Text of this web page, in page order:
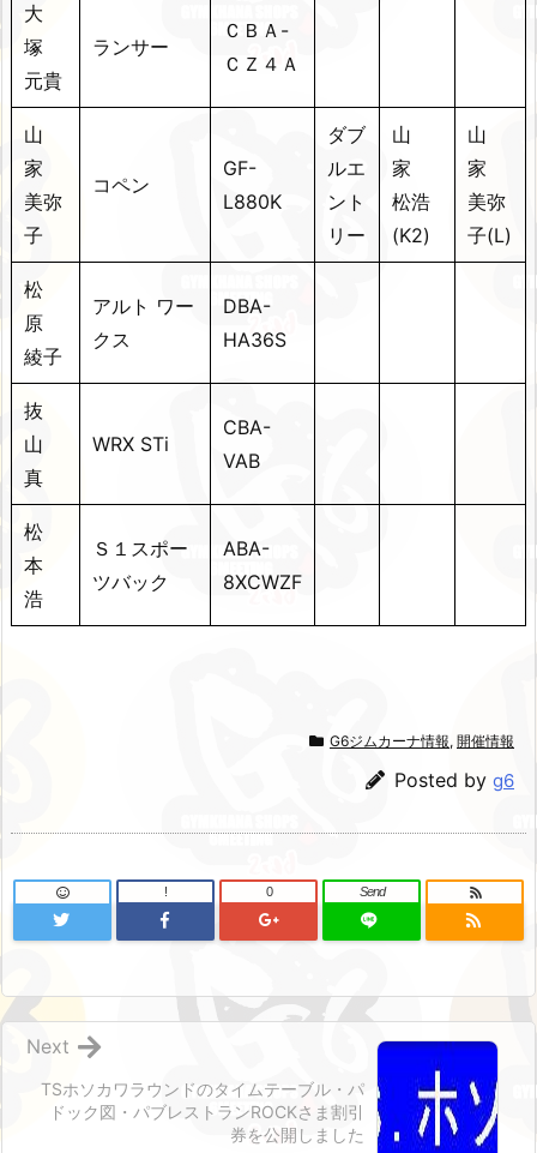
大
塚
元貴
ランサー
ＣＢＡ-
ＣＺ４Ａ
山
家
美弥
子
コペン
GF-
L880K
ダブ
ルエ
ント
リー
山
家
松浩
(K2)
山
家
美弥
子(L)
松
原
綾子
アルト ワー
クス
DBA-
HA36S
抜
山
真
WRX STi
CBA-
VAB
松
本
浩
Ｓ１スポー
ツバック
ABA-
8XCWZF
G6ジムカーナ情報, 開催情報
Posted by g6
! 0 Send
TSホソカワラウンドのタイムテーブル・パ
ドック図・パブレストランROCKさま割引
券を公開しました
Next